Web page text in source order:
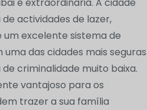
actividades de lazer,
um excelente sistema de
das cidades mais seguras
criminalidade muito baixa.
vantajoso para os
trazer a sua família